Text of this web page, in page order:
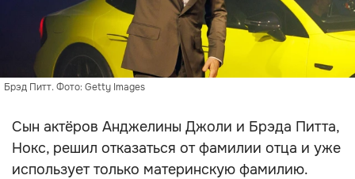
Брэд Питт. Фото: Getty Images
Сын актёров Анджелины Джоли и Брэда Питта,
Нокс, решил отказаться от фамилии отца и уже
использует только материнскую фамилию.